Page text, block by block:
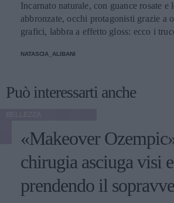
Incarnato naturale, con guance rosate e
abbronzate, occhi protagonisti grazie a
grafici, labbra a effetto gloss: ecco i
NATASCIA_ALIBANI
Può interessarti anche
«Makeover
chirugia asciuga visi
prendendo il